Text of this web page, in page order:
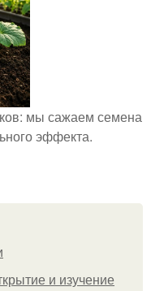
мы сажаем семена
эффекта.
и изучение